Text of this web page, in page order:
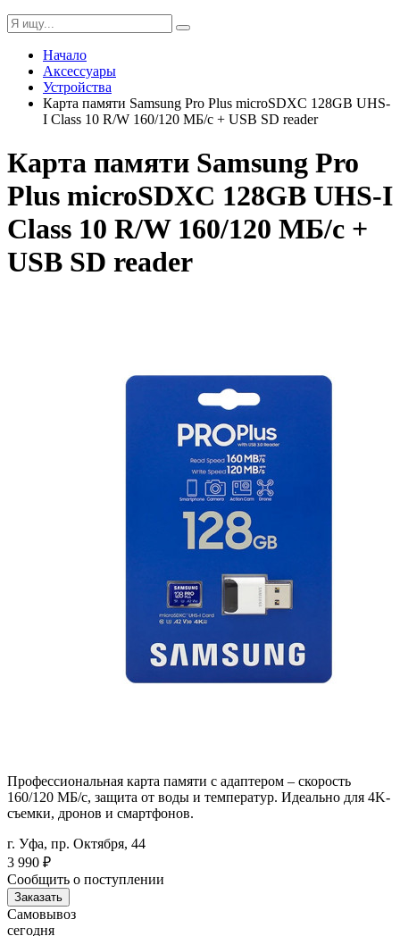
Начало
Аксессуары
Устройства
Карта памяти Samsung Pro Plus microSDXC 128GB UHS-
I Class 10 R/W 160/120 МБ/с + USB SD reader
Карта памяти Samsung Pro
Plus microSDXC 128GB UHS-I
Class 10 R/W 160/120 МБ/с +
USB SD reader
Профессиональная карта памяти с адаптером – скорость
160/120 МБ/с, защита от воды и температур. Идеально для 4K-
съемки, дронов и смартфонов.
г. Уфа, пр. Октября, 44
3 990 ₽
Сообщить о поступлении
Заказать
Самовывоз
сегодня